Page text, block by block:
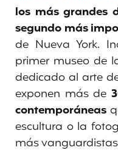
los más grandes
segundo más
de Nueva York.
primer museo de
dedicado al arte
exponen más de
contemporáneas
escultura o la
más